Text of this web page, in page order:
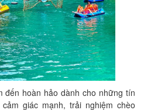
đến hoàn hảo dành cho những tín
giác mạnh, trải nghiệm chèo